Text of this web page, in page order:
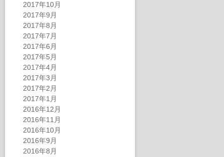
2017年10月
2017年9月
2017年8月
2017年7月
2017年6月
2017年5月
2017年4月
2017年3月
2017年2月
2017年1月
2016年12月
2016年11月
2016年10月
2016年9月
2016年8月